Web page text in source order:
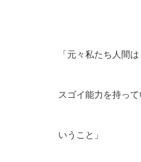
「元々私たち人間は
スゴイ能力を持っ
いうこと」